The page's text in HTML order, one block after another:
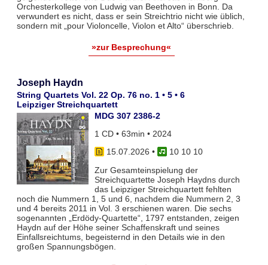
Orchesterkollege von Ludwig van Beethoven in Bonn. Da
verwundert es nicht, dass er sein Streichtrio nicht wie üblich,
sondern mit „pour Violoncelle, Violon et Alto“ überschrieb.
»zur Besprechung«
Joseph Haydn
String Quartets Vol. 22 Op. 76 no. 1 • 5 • 6
Leipziger Streichquartett
MDG 307 2386-2
1 CD • 63min • 2024
15.07.2026 •
10 10 10
Zur Gesamteinspielung der
Streichquartette Joseph Haydns durch
das Leipziger Streichquartett fehlten
noch die Nummern 1, 5 und 6, nachdem die Nummern 2, 3
und 4 bereits 2011 in Vol. 3 erschienen waren. Die sechs
sogenannten „Erdödy-Quartette“, 1797 entstanden, zeigen
Haydn auf der Höhe seiner Schaffenskraft und seines
Einfallsreichtums, begeisternd in den Details wie in den
großen Spannungsbögen.